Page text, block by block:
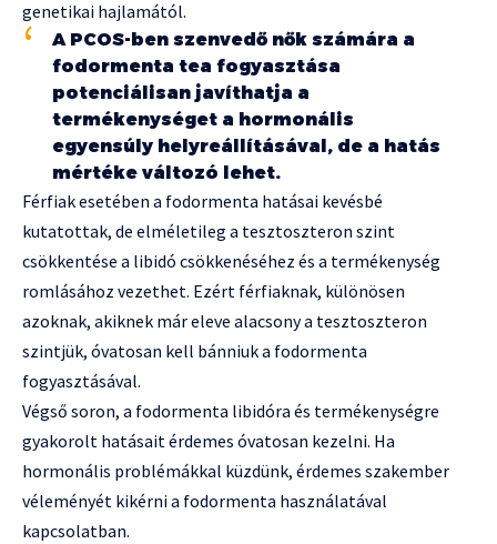
genetikai hajlamától.
A PCOS-ben szenvedő nők számára a
fodormenta tea fogyasztása
potenciálisan javíthatja a
termékenységet a hormonális
egyensúly helyreállításával, de a hatás
mértéke változó lehet.
Férfiak esetében a fodormenta hatásai kevésbé
kutatottak, de elméletileg a tesztoszteron szint
csökkentése a libidó csökkenéséhez és a termékenység
romlásához vezethet. Ezért férfiaknak, különösen
azoknak, akiknek már eleve alacsony a tesztoszteron
szintjük, óvatosan kell bánniuk a fodormenta
fogyasztásával.
Végső soron, a fodormenta libidóra és termékenységre
gyakorolt hatásait érdemes óvatosan kezelni. Ha
hormonális problémákkal küzdünk, érdemes szakember
véleményét kikérni a fodormenta használatával
kapcsolatban.